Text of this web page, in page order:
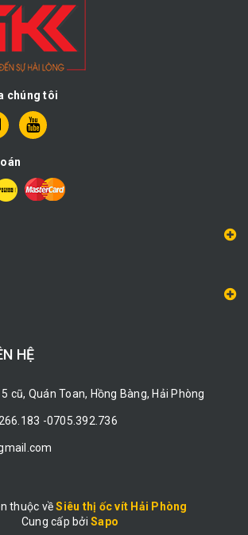
chúng tôi
HỆ
cũ, Quán Toan, Hồng Bàng, Hải Phòng
-0705.392.736
thuộc vềSiêu thị ốc vít Hải Phòng
|
Cung cấp bởiSapo